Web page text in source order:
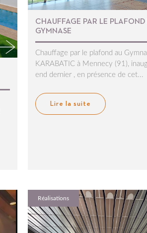
CHAUFFAGE PAR LE PLAFOND
GYMNASE
Chauffage par le plafond au
KARABATIC à Mennecy (91),
end dernier , en présence de cet...
Lire la suite
Réalisations